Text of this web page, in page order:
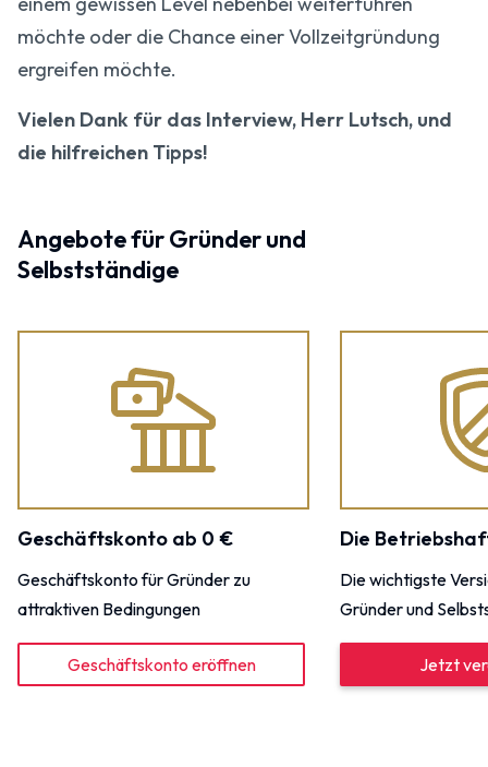
möchte oder die Chance einer Vollzeitgründung
ergreifen möchte.
Vielen Dank für das Interview, Herr Lutsch, und
die hilfreichen Tipps!
Angebote für Gründer und
Selbstständige
Geschäftskonto ab 0 €
Geschäftskonto für Gründer zu
attraktiven Bedingungen
Geschäftskonto eröffnen
Die
Die wichtigste
Gründer und
Jetzt